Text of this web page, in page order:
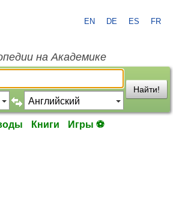
EN DE ES FR
на Академике
Найти!
Книги Игры ⚽